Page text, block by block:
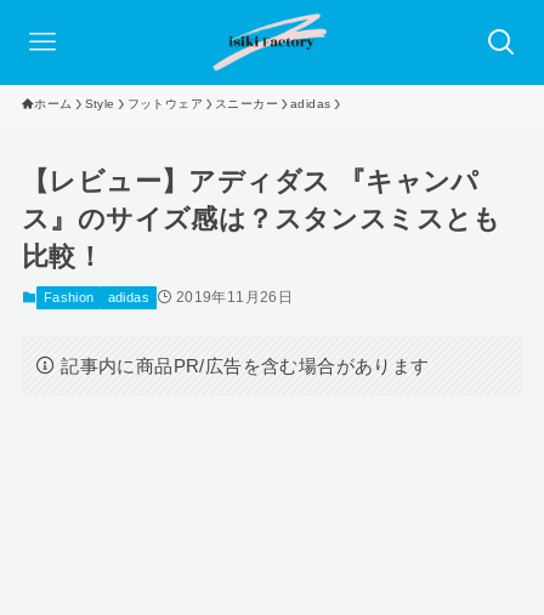
ホーム Style フットウェア スニーカー adidas
【レビュー】アディダス 『キャンパ
ス』のサイズ感は？スタンスミスとも
比較！
Fashion adidas 2019年11月26日
記事内に商品PR/広告を含む場合があります